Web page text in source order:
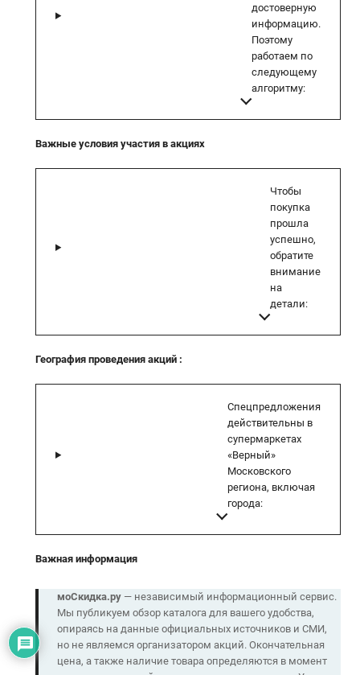
достоверную
информацию.
Поэтому
работаем по
следующему
алгоритму:
Важные условия участия в акциях
Чтобы
покупка
прошла
успешно,
обратите
внимание
на
детали:
География проведения акций :
Спецпредложения
действительны в
супермаркетах
«Верный»
Московского
региона, включая
города:
Важная информация
моСкидка.ру— независимый информационный сервис.
Мы публикуем обзор каталога для вашего удобства,
опираясь на данные официальных источников и СМИ,
но не являемся организатором акций. Окончательная
цена, а также наличие товара определяются в момент